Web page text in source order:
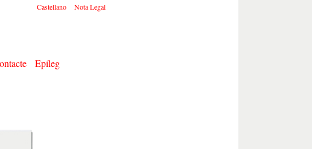
Castellano Nota Legal
Epíleg